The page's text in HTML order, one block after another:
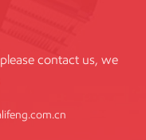
contact us, we